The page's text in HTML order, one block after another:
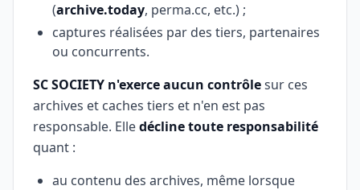
(archive.today, perma.cc, etc.) ;
captures réalisées par des tiers, partenaires
ou concurrents.
SC SOCIETY n'exerce aucun contrôlesur ces
archives et caches tiers et n'en est pas
responsable. Elledécline toute responsabilité
quant :
au contenu des archives, même lorsque